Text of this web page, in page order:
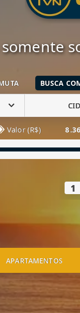
BUSCA
Valor (R$)
1
APARTAMENTOS